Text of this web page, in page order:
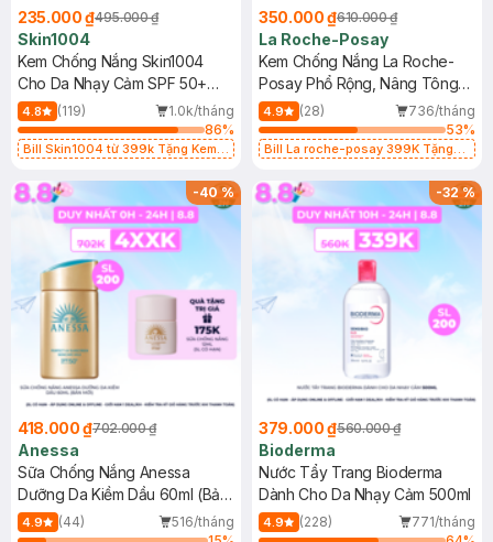
235.000 ₫495.000 ₫
Skin1004
Kem Chống Nắng Skin1004
Cho Da Nhạy Cảm SPF 50+
50ml
4.8 (119)
1.0k/tháng
86%
Bill Skin1004 từ 399k Tặng Kem
SPF 50+ 20ml (SL Có Hạn)
350.000 ₫610.000 ₫
La Roche-Posay
Kem Chống Nắng La Roche-
Posay Phổ Rộng, Nâng Tông
Kiềm Dầu 50ml
4.9 (28)
736/tháng
53%
Bill La roche-posay 399K Tặng
(SL có hạn)
-40%
418.000 ₫702.000 ₫
Anessa
Sữa Chống Nắng Anessa
Dưỡng Da Kiềm Dầu 60ml (Bản
Mới)
4.9 (44)
516/tháng
-32%
379.000 ₫560.000 ₫
Bioderma
Nước Tẩy Trang Bioderma
Dành Cho Da Nhạy Cảm 500ml
4.9 (228)
771/tháng